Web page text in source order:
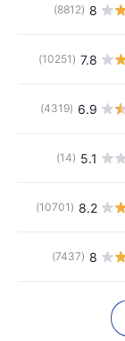
8
(8812)
7.8
(10251)
6.9
(4319)
5.1
(14)
8.2
(10701)
8
(7437)